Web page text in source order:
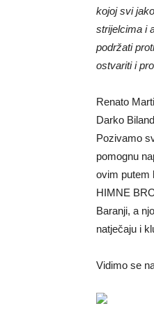
kojoj svi
strijelcima i
podržati
ostvariti i
Renato
Darko
Pozivamo
pomognu
ovim putem
HIMNE
Baranji, a
natječaju i
Vidimo se